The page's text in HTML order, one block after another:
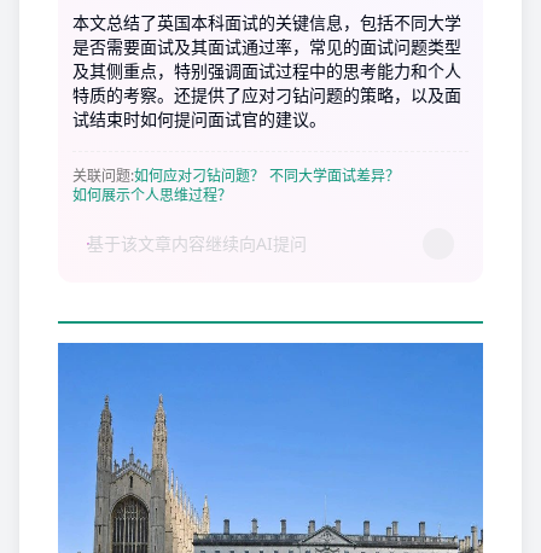
本文总结了英国本科面试的关键信息，包括不同大学
是否需要面试及其面试通过率，常见的面试问题类型
及其侧重点，特别强调面试过程中的思考能力和个人
特质的考察。还提供了应对刁钻问题的策略，以及面
试结束时如何提问面试官的建议。
关联问题:如何应对刁钻问题？ 不同大学面试差异？
如何展示个人思维过程？